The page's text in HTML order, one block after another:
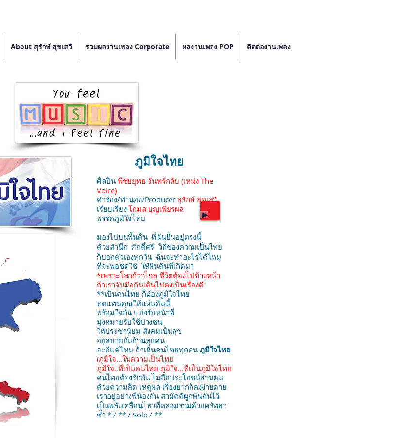
About สุรักษ์ สุขเสวี รวมผลงานเพลง Corporate ผลงานเพลง POP ติดต่องานเพลง
ภูมิใจไทย
ศิลปิน พิชัยยุทธ จันทร์กลับ (เหน่ง The
Voice)
คำร้อง/ทำนอง/Producer สุรักษ์ สุขเสวี
เรียบเรียง โกมล บุญเพียรผล
พรรคภูมิใจไทย
มองไปบนพื้นดิน ที่ฉันยืนอยู่ตรงนี้
ด้วยสำนึก ศักดิ์ศรี วิถีของความเป็นไทย
ก็บอกตัวเองทุกวัน ฉันจะทำอะไรได้ไหม
ที่จะพอชดใช้ ให้ผืนดินที่เกิดมา
*เพราะโลกก้าวไกล ชีวิตต้องไปข้างหน้า
ถ้าเราจับมือกันเดินไปคงเป็นเรื่องดี
**เป็นคนไทย ก็ต้องภูมิใจไทย
ทดแทนคุณให้แผ่นดินนี้
พร้อมใจกัน แบ่งรับหน้าที่
มุ่งหมายรับใช้ปวงชน
ให้ประชานิยม สังคมเป็นสุข
อยู่สบายกันถ้วนทุกคน
จะดีแค่ไหน ถ้าเห็นคนไทยทุกคน ภูมิใจไทย
(ภูมิใจ...ในความเป็นไทย
ภูมิใจ..ที่เป็นคนไทย ภูมิใจ...ที่เป็นภูมิใจไทย
คนไทยต้องรักกัน ไม่ถือประโยชน์ส่วนตน
ด้วยความคิด เหตุผล เรื่องยากก็คงง่ายดาย
เราอยู่อย่างพี่น้องกัน สามัคคีผูกพันกันไว้
เป็นพลังเคลื่อนไหวที่หลอมรวมด้วยศรัทธา
ซ้ำ * / ** / Solo / **